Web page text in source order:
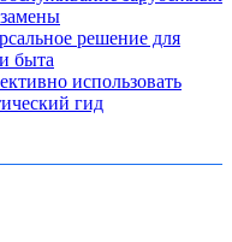
решение для
быта
использовать
гид